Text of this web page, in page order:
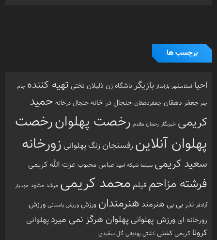
برچسب ها
احیا اسلامشهر بارانداز بازیگرباشگاه زن ذلیلان تختی تهیه کننده جام
جم جعفر دهقان جعفردهقان جنجال در خانه جنجال درخانه حمید
کریمی خبرنگار رحمان مقدم رخصت پهلوانرخصت
پهلوان آنلاین رفسنجان زنگ پهلوانی زورخانه
سعید کریمی سینما شبکه امید عباس محبوبعزت الله کریمی
فرشته مزاحمفیلم محمد کریمی مرشد مشهد مهدیار
آزادفر نذر بی بی هنرمند هنرمندان ورزش ورزش باستانی ورزش
زورخانه ای ورزش پهلوانی پهلوان هرگز نمی میرد پهلوانی
کرونا کریمی کشتی کشتی پهلوانی گل سفیدی